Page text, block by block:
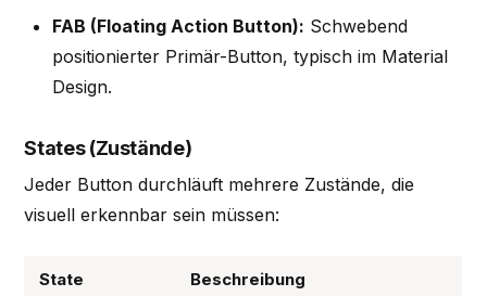
FAB (Floating Action Button): Schwebend
positionierter Primär-Button, typisch im Material
Design.
States (Zustände)
Jeder Button durchläuft mehrere Zustände, die
visuell erkennbar sein müssen:
State Beschreibung